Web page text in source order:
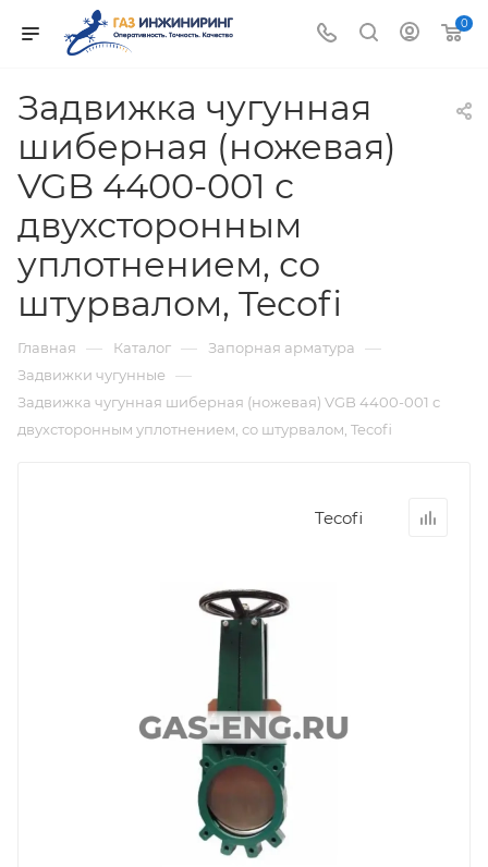
0
Задвижка чугунная
шиберная (ножевая)
VGB 4400-001 с
двухсторонным
уплотнением, со
штурвалом, Tecofi
Главная — Каталог — Запорная арматура —
Задвижки чугунные —
Задвижка чугунная шиберная (ножевая) VGB 4400-001 с
двухсторонным уплотнением, со штурвалом, Tecofi
Tecofi